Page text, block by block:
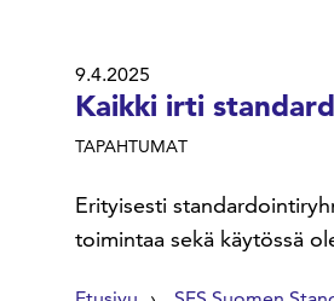
9.4.2025
Kaikki irti
TAPAHTUMAT
Erityisesti
toimintaa sekä käytössä